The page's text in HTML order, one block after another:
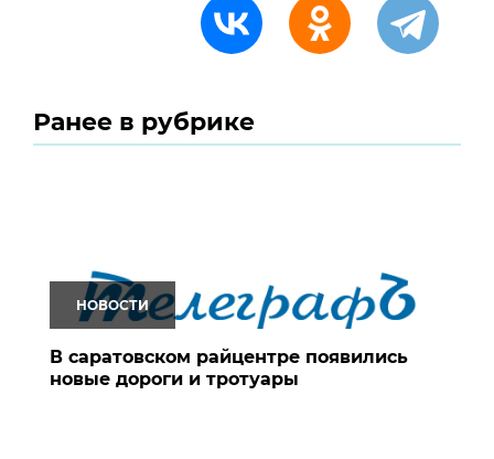
Ранее в рубрике
НОВОСТИ
В саратовском райцентре появились
новые дороги и тротуары